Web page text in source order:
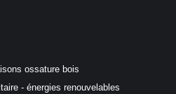
ossature bois
- énergies renouvelables